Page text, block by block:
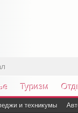
Туризм
и техникумы